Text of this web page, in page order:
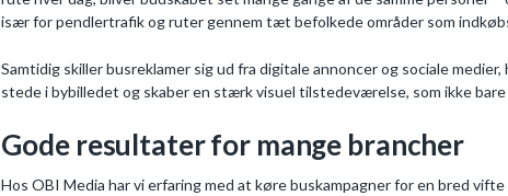
især for pendlertrafik og ruter gennem tæt befolkede områder som
Samtidig skiller busreklamer sig ud fra digitale annoncer og sociale
stede i bybilledet og skaber en stærk visuel tilstedeværelse, som ikke bare
Gode resultater for mange brancher
Hos OBI Media har vi erfaring med at køre buskampagner for en bred